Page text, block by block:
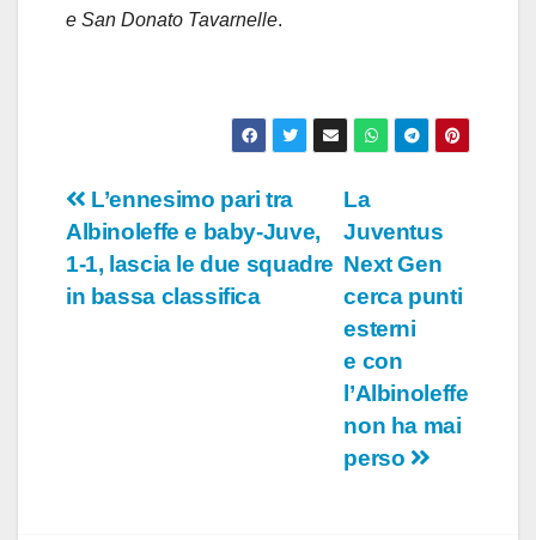
e San Donato Tavarnelle.
Navigazione
articoli
La
Juventus
Next Gen
cerca punti
esterni
e con
l’Albinoleffe
non ha mai
perso
L’ennesimo pari tra
Albinoleffe e baby-Juve,
1-1, lascia le due squadre
in bassa classifica